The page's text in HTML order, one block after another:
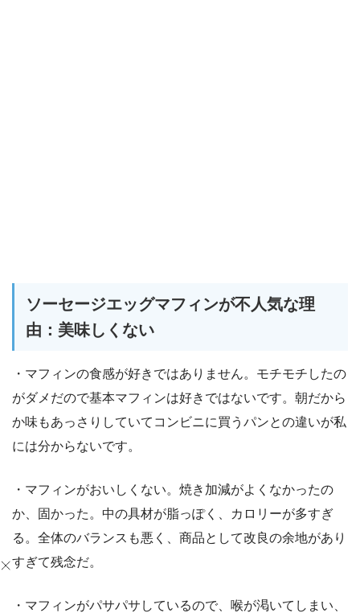
ソーセージエッグマフィンが不人気な理
由：美味しくない
・マフィンの食感が好きではありません。モチモチしたの
がダメだので基本マフィンは好きではないです。朝だから
か味もあっさりしていてコンビニに買うパンとの違いが私
には分からないです。
・マフィンがおいしくない。焼き加減がよくなかったの
か、固かった。中の具材が脂っぽく、カロリーが多すぎ
る。全体のバランスも悪く、商品として改良の余地があり
すぎて残念だ。
・マフィンがパサパサしているので、喉が渇いてしまい、